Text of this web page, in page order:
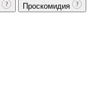
Проскомидия